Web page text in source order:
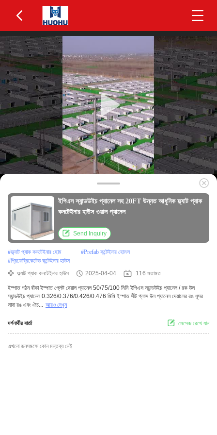
ইপিএস স্যান্ডউইচ প্যানেল সহ 20FT উন্নত আধুনিক ফ্ল্যাট প্যাক
কনটেইনার হাউস ওয়াল প্যানেল
Send Inquiry
#ফ্ল্যাট প্যাক কনটেইনার হোম #Prefab কন্টেইনার হোমস
#প্রিফেব্রিকেটেড কন্টেইনার হাউস
ফ্ল্যাট প্যাক কনটেইনার হাউস
2025-04-04 116 মতামত
ইস্পাত গঠন বাঁকা ইস্পাত প্লেট দেয়াল প্যানেল 50/75/100 মিমি ইপিএস স্যান্ডউইচ প্যানেল / রক উল
স্যান্ডউইচ প্যানেল 0.326/0.376/0.426/0.476 মিমি ইস্পাত শীট গ্লাস উল প্যানেল দেয়ালের রঙ ধূসর
সাদা রঙ এবং ঐচ... আরও দেখুন
দর্শনার্থীর বার্তা মেসেজ রেখে যান
এখনো জনসমক্ষে কোন মন্তব্য নেই